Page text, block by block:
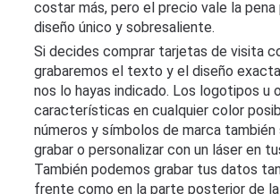
costar más, pero el precio vale la
diseño único y sobresaliente.
Si decides comprar tarjetas de visita
grabaremos el texto y el diseño
nos lo hayas indicado. Los logotipos u
características en cualquier color
números y símbolos de marca también
grabar o personalizar con un láser en
También podemos grabar tus datos
frente como en la parte posterior de